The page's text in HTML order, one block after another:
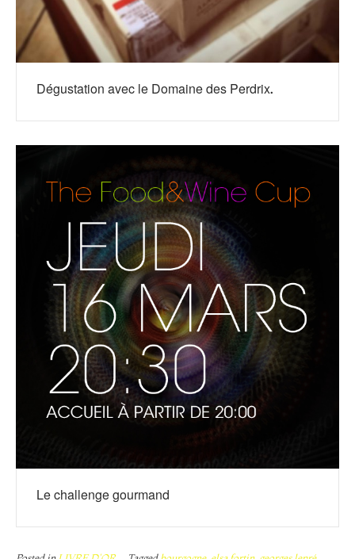
Dégustation avec le Domaine des Perdrix.
Le challenge gourmand